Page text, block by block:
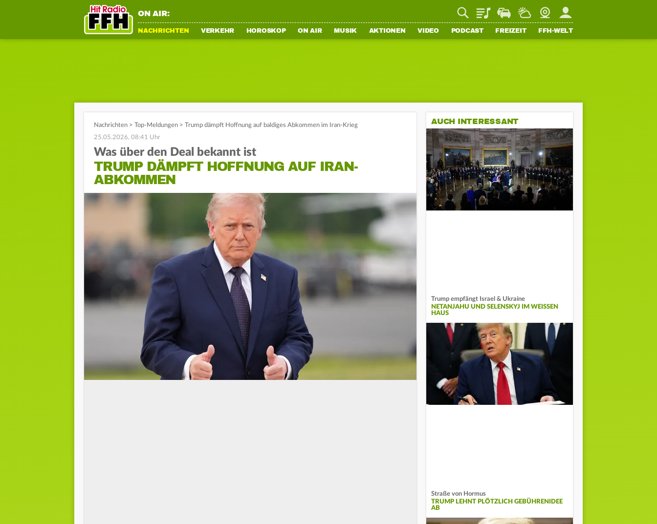
ON AIR: PlaylistStaupilotWetterWebcamMein FFH
NACHRICHTEN VERKEHR HOROSKOP ON AIR MUSIK AKTIONEN VIDEO PODCAST FREIZEIT FFH-WELT
Nachrichten > Top-Meldungen > Trump dämpft Hoffnung auf baldiges Abkommen im Iran-Krieg
25.05.2026, 08:41 Uhr
Was über den Deal bekannt ist
TRUMP DÄMPFT HOFFNUNG AUF IRAN-
ABKOMMEN
AUCH INTERESSANT
Trump empfängt Israel & Ukraine
NETANJAHU UND SELENSKYJ IM WEISSEN H
AUS
Straße von Hormus
TRUMP LEHNT PLÖTZLICH GEBÜHRENIDEE
AB